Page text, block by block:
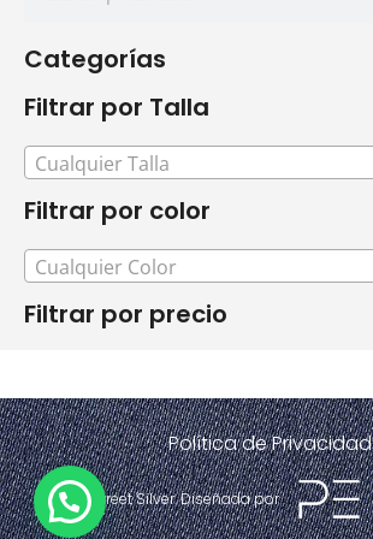
Categorías
Filtrar por Talla
Cualquier Talla
Filtrar por color
Cualquier Color
Filtrar por precio
© 2021 Street Silver. Diseñada por
Política de Privacidad